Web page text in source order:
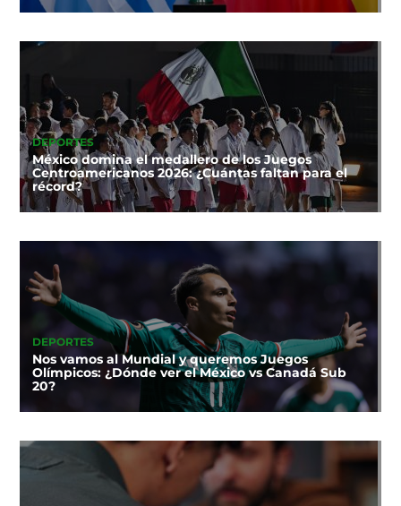
DEPORTES
México domina el medallero de los Juegos
Centroamericanos 2026: ¿Cuántas faltan para el
récord?
DEPORTES
Nos vamos al Mundial y queremos Juegos
Olímpicos: ¿Dónde ver el México vs Canadá Sub
20?